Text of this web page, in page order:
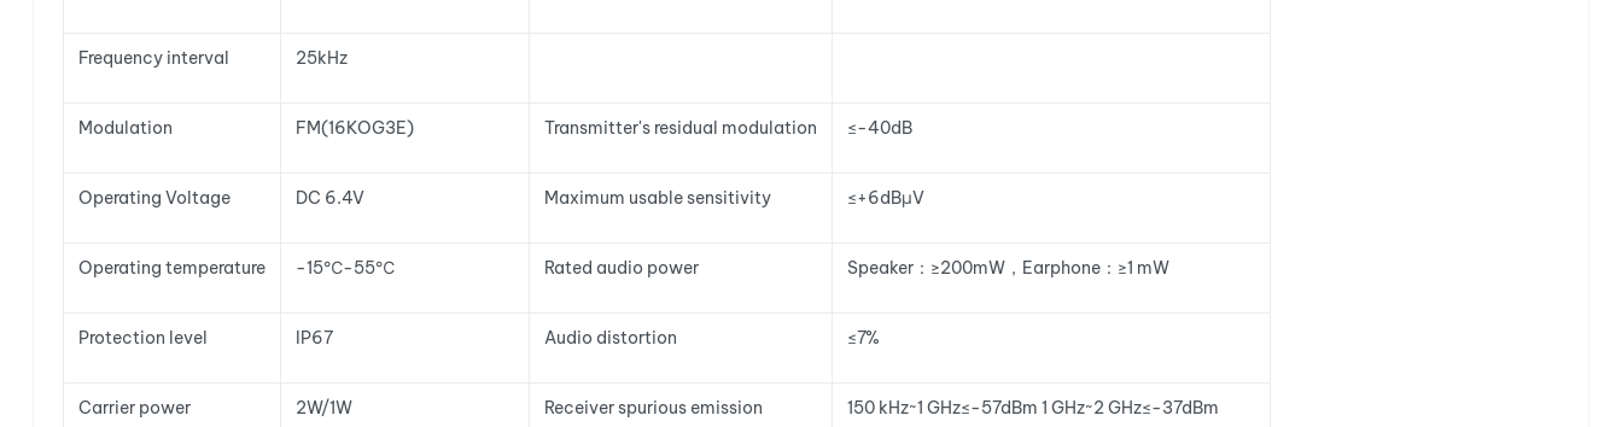
Frequency interval 25kHz
Modulation FM(16KOG3E) Transmitter's residual modulation ≤-40dB
Operating Voltage DC 6.4V Maximum usable sensitivity ≤+6dBμV
Operating temperature -15℃-55℃ Rated audio power Speaker：≥200mW，Earphone：≥1 mW
Protection level IP67 Audio distortion ≤7%
Carrier power 2W/1W Receiver spurious emission 150 kHz~1 GHz≤-57dBm 1 GHz~2 GHz≤-37dBm